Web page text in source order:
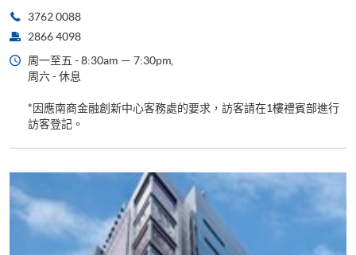
3762 0088
2866 4098
周一至五 - 8:30am － 7:30pm,
周六 - 休息
*因應南商金融創新中心客務處的要求，訪客請在1樓禮賓部進行
訪客登記。